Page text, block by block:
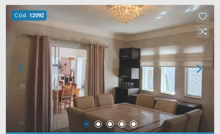
morar e ainda aceita financiamento. ? 180m² de
terreno; ? 174m² de construção; ? 02 dormitórios,
sendo 01 suíte; ? 03 banheiros; ? Sala de estar; ?
Cozinha planejada com ilha; ? Closet; ? Armários
planejados; ? Ar-condicionado; ? Energia solar; ?
02 vagas de garagem, sendo 01 coberta.
Localizada no Jardim Nielsen Ville, em
Americana, a casa oferece fácil acesso aos
principais comércios, serviços e vias da cidade,
proporcionando mais praticidade para a rotina.
Entre em contato com a equipe da Arbix Imóveis
Cód. 12092